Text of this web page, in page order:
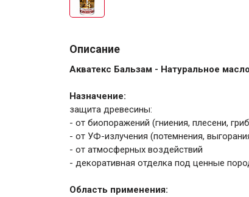
Описание
Акватекс Бальзам - Натуральное
Назначение:
защита древесины:
- от биопоражений (гниения, плесени,
- от УФ-излучения (потемнения,
- от атмосферных воздействий
- декоративная отделка под ценные
Область применения:
Анкеры
Монтажные ленты